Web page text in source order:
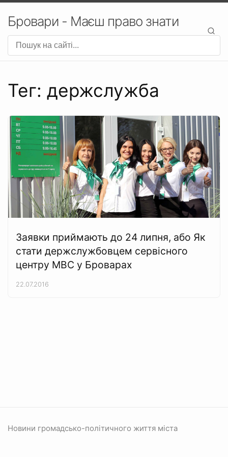
Бровари - Маєш право знати
Тег: держслужба
Заявки приймають до 24 липня, або Як
стати держслужбовцем сервісного
центру МВС у Броварах
22.07.2016
Новини громадсько-політичного життя міста